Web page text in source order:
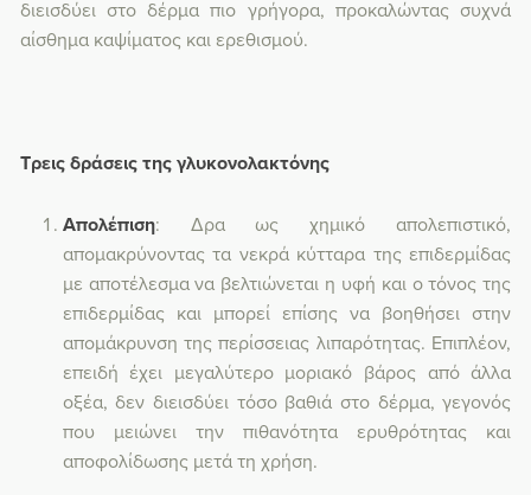
διεισδύει στο δέρμα πιο γρήγορα, προκαλώντας συχνά
αίσθημα καψίματος και ερεθισμού.
Τρεις δράσεις της γλυκονολακτόνης
Απολέπιση: Δρα ως χημικό απολεπιστικό,
απομακρύνοντας τα νεκρά κύτταρα της επιδερμίδας
με αποτέλεσμα να βελτιώνεται η υφή και ο τόνος της
επιδερμίδας και μπορεί επίσης να βοηθήσει στην
απομάκρυνση της περίσσειας λιπαρότητας. Επιπλέον,
επειδή έχει μεγαλύτερο μοριακό βάρος από άλλα
οξέα, δεν διεισδύει τόσο βαθιά στο δέρμα, γεγονός
που μειώνει την πιθανότητα ερυθρότητας και
αποφολίδωσης μετά τη χρήση.